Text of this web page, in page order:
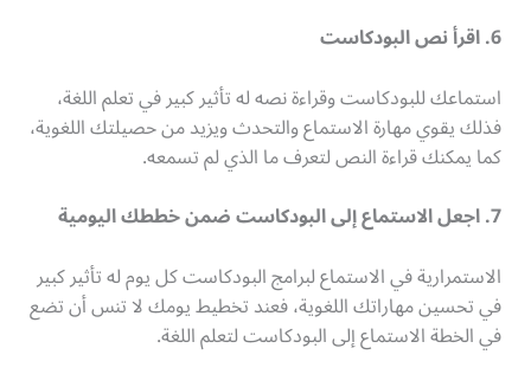
6. اقرأ نص البودكاست
استماعك للبودكاست وقراءة نصه له تأثير كبير في تعلم اللغة،
فذلك يقوي مهارة الاستماع والتحدث ويزيد من حصيلتك اللغوية،
كما يمكنك قراءة النص لتعرف ما الذي لم تسمعه.
7. اجعل الاستماع إلى البودكاست ضمن خططك اليومية
الاستمرارية في الاستماع لبرامج البودكاست كل يوم له تأثير كبير
في تحسين مهاراتك اللغوية، فعند تخطيط يومك لا تنس أن تضع
في الخطة الاستماع إلى البودكاست لتعلم اللغة.